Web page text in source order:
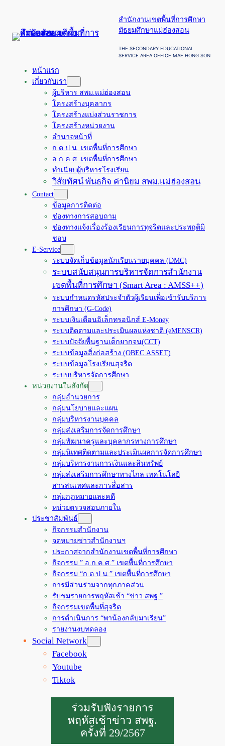
สำนักงานเขตพื้นที่การศึกษา
มัธยมศึกษาแม่ฮ่องสอน
THE SECONDARY EDUCATIONAL
SERVICE AREA OFFICE MAE HONG SON
หน้าแรก
เกี่ยวกับเรา
ผู้บริหาร สพม.แม่ฮ่องสอน
โครงสร้างบุคลากร
โครงสร้างแบ่งส่วนราชการ
โครงสร้างหน่วยงาน
อำนาจหน้าที่
ก.ต.ป.น. เขตพื้นที่การศึกษา
อ.ก.ค.ศ. เขตพื้นที่การศึกษา
ทำเนียบผู้บริหารโรงเรียน
วิสัยทัศน์ พันธกิจ ค่านิยม สพม.แม่ฮ่องสอน
Contact
ข้อมูลการติดต่อ
ช่องทางการสอบถาม
ช่องทางแจ้งเรื่องร้องเรียนการทุจริตและประพฤติมิ
ชอบ
E-Service
ระบบจัดเก็บข้อมูลนักเรียนรายบุคคล (DMC)
ระบบสนับสนุนการบริหารจัดการสำนักงาน
เขตพื้นที่การศึกษา (Smart Area : AMSS++)
ระบบกำหนดรหัสประจำตัวผู้เรียนเพื่อเข้ารับบริการ
การศึกษา (G-Code)
ระบบเงินเดือนอิเล็กทรอนิกส์ E-Money
ระบบติดตามและประเมินผลแห่งชาติ (eMENSCR)
ระบบปัจจัยพื้นฐานเด็กยากจน(CCT)
ระบบข้อมูลสิ่งก่อสร้าง (OBEC.ASSET)
ระบบข้อมูลโรงเรียนสุจริต
ระบบบริหารจัดการศึกษา
หน่วยงานในสังกัด
กลุ่มอำนวยการ
กลุ่มนโยบายและแผน
กลุ่มบริหารงานบุคคล
กลุ่มส่งเสริมการจัดการศึกษา
กลุ่มพัฒนาครูและบุคลากรทางการศึกษา
กลุ่มนิเทศติดตามและประเมินผลการจัดการศึกษา
กลุ่มบริหารงานการเงินและสินทรัพย์
กลุ่มส่งเสริมการศึกษาทางไกล เทคโนโลยี
สารสนเทศและการสื่อสาร
กลุ่มกฏหมายและคดี
หน่วยตรวจสอบภายใน
ประชาสัมพันธ์
กิจกรรมสำนักงาน
จดหมายข่าวสำนักงานฯ
ประกาศจากสำนักงานเขตพื้นที่การศึกษา
กิจกรรม ” อ.ก.ค.ศ.” เขตพื้นที่การศึกษา
กิจกรรม “ก.ต.ป.น.” เขตพื้นที่การศึกษา
การมีส่วนร่วมจากทุกภาคส่วน
รับชมรายการพฤหัสเช้า “ข่าว สพฐ.”
กิจกรรมเขตพื้นที่สุจริต
การดำเนินการ “พาน้องกลับมาเรียน”
รายงานงบทดลอง
Social Network
Facebook
Youtube
Tiktok
ร่วมรับฟังรายการ
พฤหัสเช้าข่าว สพฐ.
ครั้งที่ 29/2567